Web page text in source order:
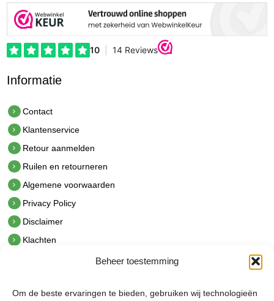
Beheer toestemming
Om de beste ervaringen te bieden, gebruiken wij technologieën
Informatie
Contact
Klantenservice
Retour aanmelden
Ruilen en retourneren
Algemene voorwaarden
Privacy Policy
Disclaimer
Klachten
hetindustriehuis B.V.